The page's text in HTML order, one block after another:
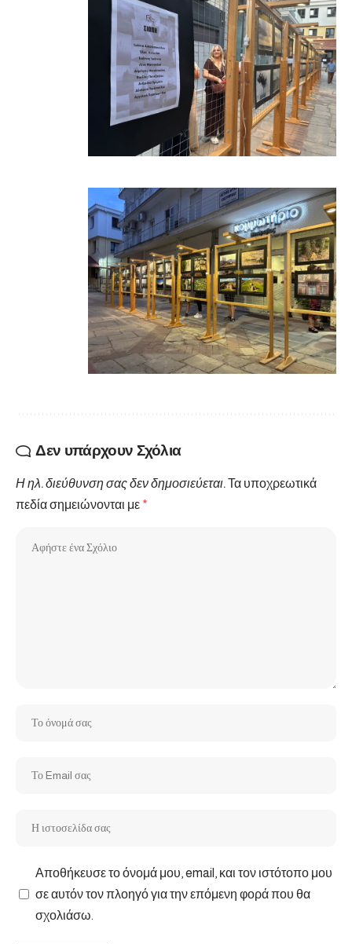
Δεν υπάρχουν Σχόλια
Η ηλ. διεύθυνση σας δεν δημοσιεύεται.Τα υποχρεωτικά
πεδία σημειώνονται με *
Αποθήκευσε το όνομά μου, email, και τον ιστότοπο μου
σε αυτόν τον πλοηγό για την επόμενη φορά που θα
σχολιάσω.